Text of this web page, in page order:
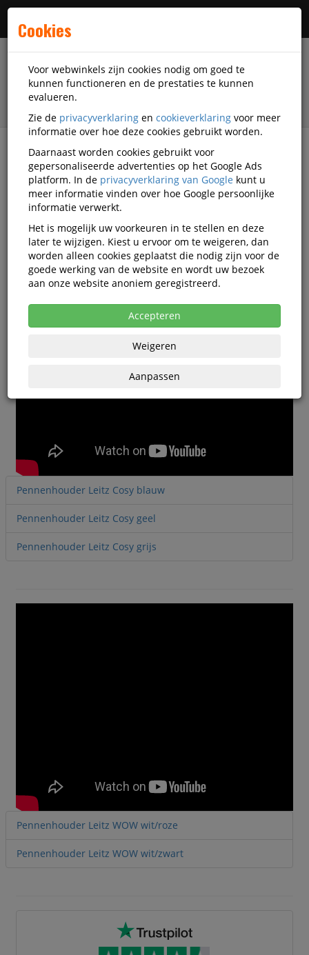
Alle categorieën
Pennenbakjes Video's
Alle video's
Pennenhouder Leitz Cosy blauw
Pennenhouder Leitz Cosy geel
Pennenhouder Leitz Cosy grijs
Pennenhouder Leitz WOW wit/roze
Pennenhouder Leitz WOW wit/zwart
Cookies
Voor webwinkels zijn cookies nodig om goed te
kunnen functioneren en de prestaties te kunnen
evalueren.
Zie de privacyverklaring en cookieverklaring voor meer
informatie over hoe deze cookies gebruikt worden.
Daarnaast worden cookies gebruikt voor
gepersonaliseerde advertenties op het Google Ads
platform. In de privacyverklaring van Google kunt u
meer informatie vinden over hoe Google persoonlijke
informatie verwerkt.
Het is mogelijk uw voorkeuren in te stellen en deze
later te wijzigen. Kiest u ervoor om te weigeren, dan
worden alleen cookies geplaatst die nodig zijn voor de
goede werking van de website en wordt uw bezoek
aan onze website anoniem geregistreerd.
Accepteren
Weigeren
Aanpassen